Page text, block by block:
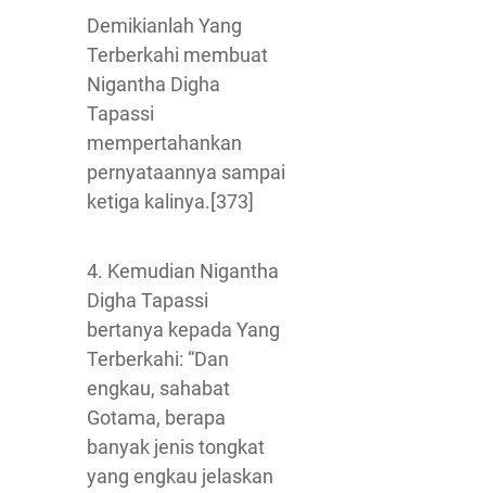
Demikianlah Yang
Terberkahi membuat
Nigantha Digha
Tapassi
mempertahankan
pernyataannya sampai
ketiga kalinya.[373]
4. Kemudian Nigantha
Digha Tapassi
bertanya kepada Yang
Terberkahi: “Dan
engkau, sahabat
Gotama, berapa
banyak jenis tongkat
yang engkau jelaskan